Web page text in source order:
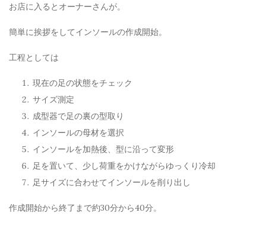
お店に入るとオーナーさんが。
簡単に挨拶をしてインソールの作成開始。
工程としては
現在の足の状態をチェック
サイズ測定
成型器で足の裏の型取り
インソールの母材を選択
インソールを加熱後、型に沿って変形
足を置いて、少し荷重をかけながらゆっくり冷却
足サイズに合わせてインソールを削り出し
作成開始から終了まで約30分から40分。